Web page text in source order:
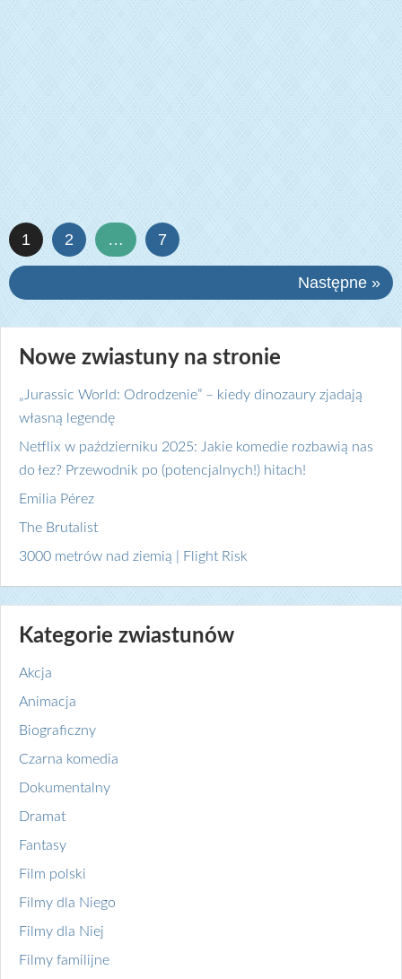
1 2 … 7
Następne »
Nowe zwiastuny na stronie
„Jurassic World: Odrodzenie” – kiedy dinozaury zjadają
własną legendę
Netflix w październiku 2025: Jakie komedie rozbawią nas
do łez? Przewodnik po (potencjalnych!) hitach!
Emilia Pérez
The Brutalist
3000 metrów nad ziemią | Flight Risk
Kategorie zwiastunów
Akcja
Animacja
Biograficzny
Czarna komedia
Dokumentalny
Dramat
Fantasy
Film polski
Filmy dla Niego
Filmy dla Niej
Filmy familijne